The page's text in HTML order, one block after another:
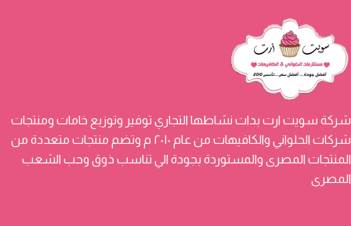
شركة سويت ارت بدات نشاطها التجاري توفير وتوزيع خامات ومنتجات
شركات الحلواني والكافيهات من عام ٢٠١٠ م وتضم منتجات متعددة من
المنتجات المصرى والمستوردة بجودة الي تناسب ذوق وحب الشعب
المصرى